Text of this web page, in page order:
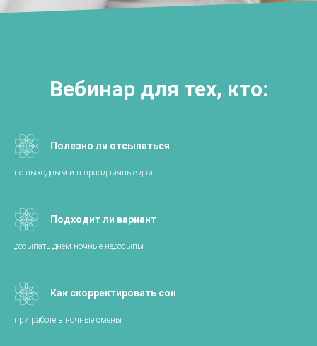
Вебинар для тех, кто:
Полезно ли отсыпаться
по выходным и в праздничные дни
Подходит ли вариант
досыпать днём ночные недосыпы
Как скорректировать сон
при работе в ночные смены